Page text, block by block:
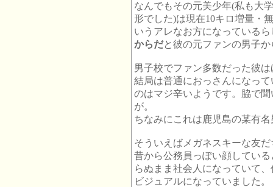
なんでもその元美少年(私も大
形でした)は現在10キロ増量・
いうアレなお方になっているら
からだと彼の元ファンの男子
男子校でファン多数だった彼
結局は普通におっさんになっ
のはマジ辛いようです。脇で
が。
ちなみにこれは鹿児島の某有
そういえばメガネスキーな友
昔から公務員っぽい顔してい
らぬまま社会人になっていて
ビジュアルになっていました。